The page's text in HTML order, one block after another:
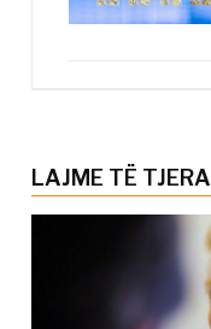
LAJME TË TJERA